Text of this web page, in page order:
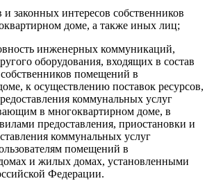
законных интересов собственников
доме, а также иных лиц;
инженерных коммуникаций,
оборудования, входящих в состав
помещений в
к осуществлению поставок ресурсов,
коммунальных услуг
в многоквартирном доме, в
предоставления, приостановки и
коммунальных услуг
помещений в
и жилых домах, установленными
Федерации.